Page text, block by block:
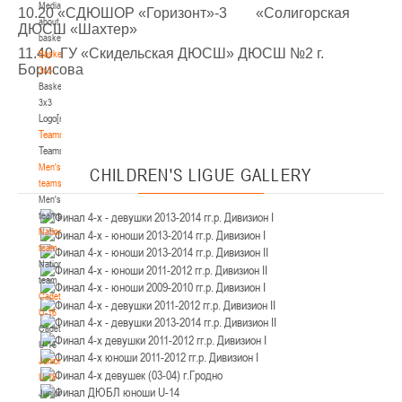
Media
about
basketball
Basketball
3x3
Basketball
3x3
Logo[modid=121]
Teams
Teams
Men's
teams
Men's
teams
National
team
National
team
Cadets
U-16
Cadets
U-16
Juniors
U-18
Juniors
Минск
U-12, юноши
IV тур – юноши 2014-2015 гг.р., Дивизион 2, 21-22 марта 2026 г., г. Минск, ул.
Уральская 3А
IV тур – девушки 2010-2011 гг.р., дивизион 2, 18-19 марта 2026 г., г. Брест, ул.
ул. Ленинградская, 4
17-18.03.2026
Гродно
U-14, девушки
IV тур – девушки 2012-2013 гг.р., дивизион 2, 17-18 марта 2026 г., г. Гродно,
ул. Врублевского, 92
14-15.03.2026
Минск
U-16, девушки
III тур – девушки 2010-2011 гг.р., Дивизион 1, 14-15 марта 2026 г., г. Минск, ул.
10.20 «СДЮШОР «Горизонт»-3 «Солигорская
ДЮСШ «Шахтер»
11.40 ГУ «Скидельская ДЮСШ» ДЮСШ №2 г.
Борисова
CHILDREN'S LIGUE GALLERY